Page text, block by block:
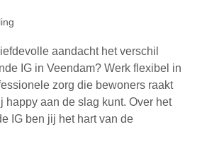
aandacht het verschil
IG in Veendam? Werk flexibel in
zorg die bewoners raakt
happy aan de slag kunt. Over het
IG ben jij het hart van de